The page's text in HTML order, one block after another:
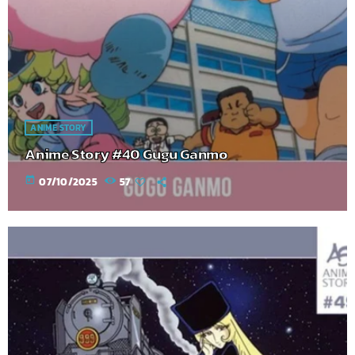
ANIME STORY
Anime Story #40 Gugu Ganmo
today 07/10/2025 57